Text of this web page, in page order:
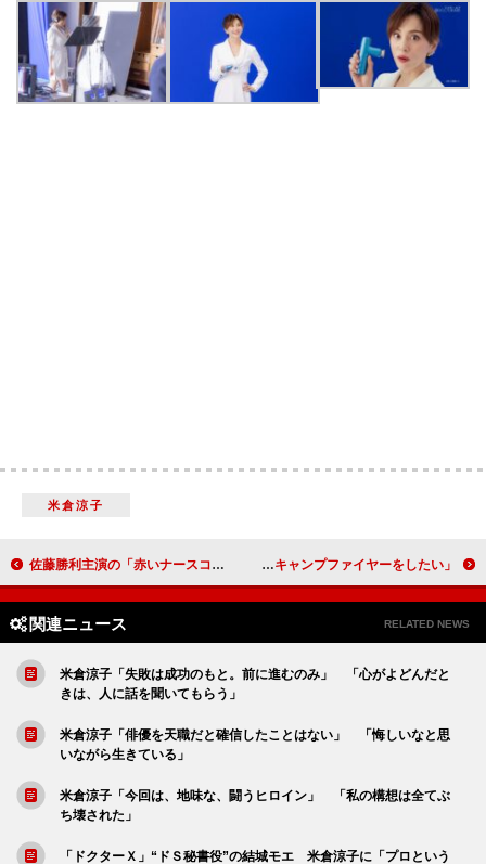
米倉涼子
佐藤勝利主演の「赤いナースコール」初回に反響 “５分に１回の恐怖”に「心臓が持たない」「面白いけれど怖過ぎる」 波瑠、間宮祥太朗は「すごく頼りになって安心感がある」 間宮祥太朗「この夏はキャンプファイヤーをしたい」
関連ニュース RELATED NEWS
米倉涼子「失敗は成功のもと。前に進むのみ」 「心がよどんだと
きは、人に話を聞いてもらう」
米倉涼子「俳優を天職だと確信したことはない」 「悔しいなと思
いながら生きている」
米倉涼子「今回は、地味な、闘うヒロイン」 「私の構想は全てぶ
ち壊された」
「ドクターＸ」“ドＳ秘書役”の結城モエ 米倉涼子に「プロという